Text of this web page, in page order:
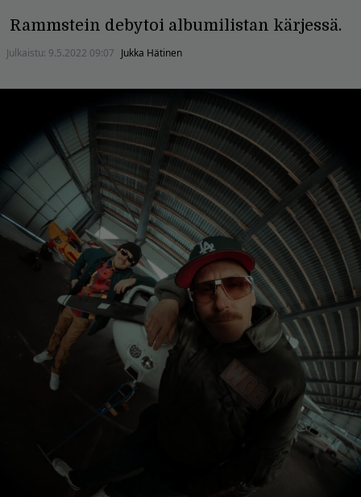
Rammstein debytoi albumilistan kärjessä.
Julkaistu: 9.5.2022 09:07 Jukka Hätinen